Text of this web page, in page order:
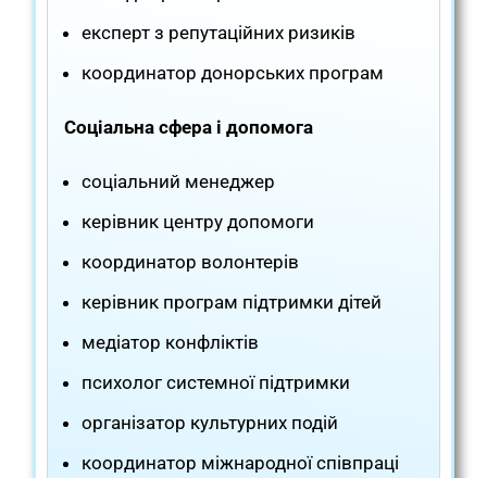
експерт з репутаційних ризиків
координатор донорських програм
Соціальна сфера і допомога
соціальний менеджер
керівник центру допомоги
координатор волонтерів
керівник програм підтримки дітей
медіатор конфліктів
психолог системної підтримки
організатор культурних подій
координатор міжнародної співпраці